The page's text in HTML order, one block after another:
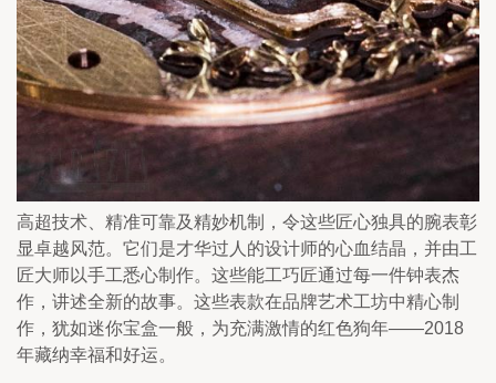
高超技术、精准可靠及精妙机制，令这些匠心独具的腕表彰
显卓越风范。它们是才华过人的设计师的心血结晶，并由工
匠大师以手工悉心制作。这些能工巧匠通过每一件钟表杰
作，讲述全新的故事。这些表款在品牌艺术工坊中精心制
作，犹如迷你宝盒一般，为充满激情的红色狗年——2018
年藏纳幸福和好运。